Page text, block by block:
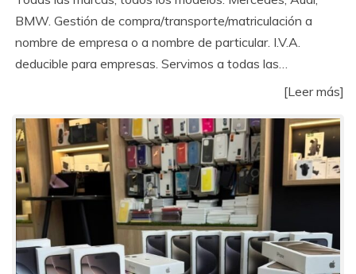
BMW. Gestión de compra/transporte/matriculación a
nombre de empresa o a nombre de particular. I.V.A.
deducible para empresas. Servimos a todas las…
[Leer más]